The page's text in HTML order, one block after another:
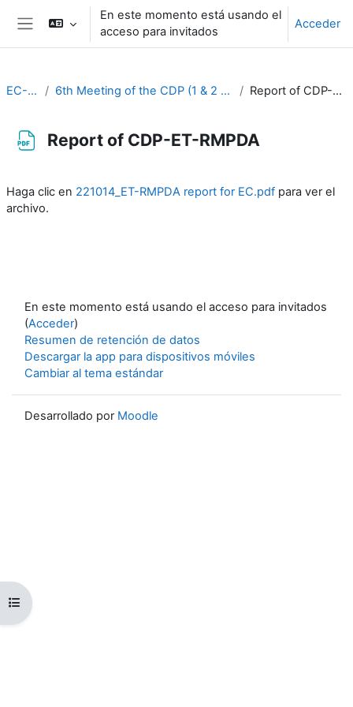
Salta al contenido principal
Panel lateral
En este momento está usando el
acceso para invitados
Acceder
Abrir índice del curso
EC-CDP 6th Meeting of the CDP (1 & 2 November 2022) Report of CDP-ET-RMPDA
Report of CDP-ET-RMPDA
Haga clic en 221014_ET-RMPDA report for EC.pdf para ver el
archivo.
En este momento está usando el acceso para invitados
(Acceder)
Resumen de retención de datos
Descargar la app para dispositivos móviles
Cambiar al tema estándar
Desarrollado por Moodle